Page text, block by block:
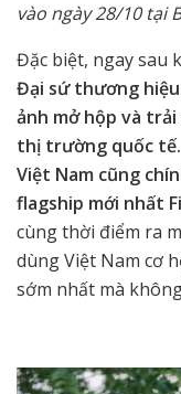
vào ngày 28/10 tại
Đặc biệt, ngay sau
Đại sứ thương
ảnh mở hộp và
thị trường quốc tế.
Việt Nam cũng
flagship mới nhất
cùng thời điểm ra
dùng Việt Nam cơ
sớm nhất mà